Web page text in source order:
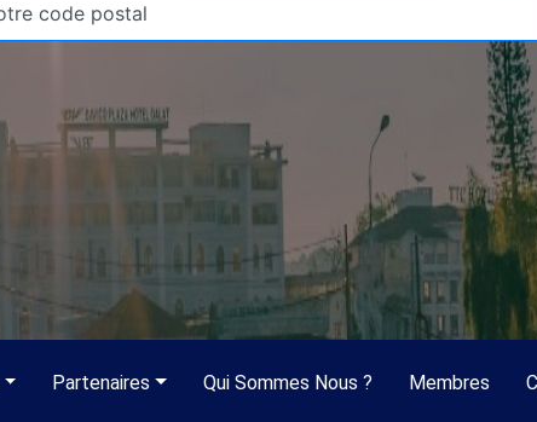
Partenaires Qui Sommes Nous ? Membres